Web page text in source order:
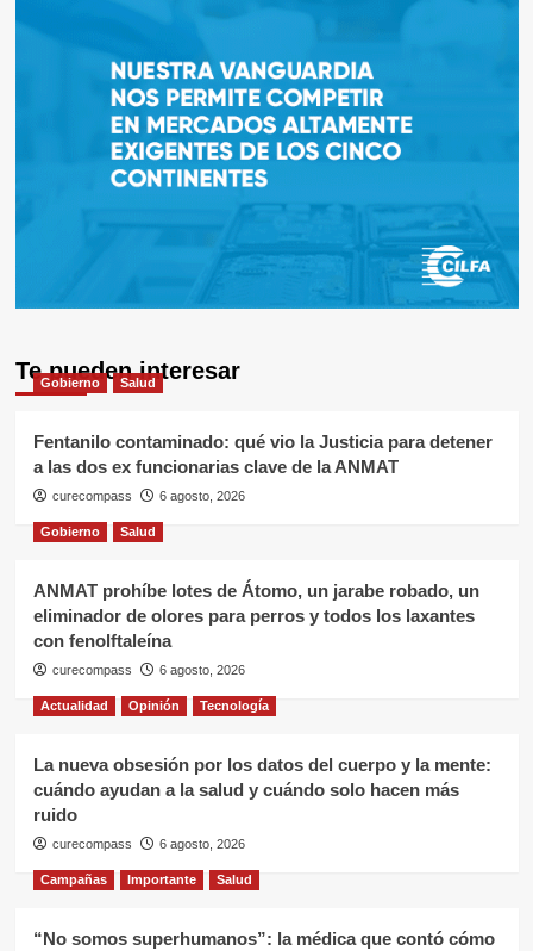
Te pueden interesar
Gobierno Salud
Fentanilo contaminado: qué vio la Justicia para detener
a las dos ex funcionarias clave de la ANMAT
curecompass 6 agosto, 2026
Gobierno Salud
ANMAT prohíbe lotes de Átomo, un jarabe robado, un
eliminador de olores para perros y todos los laxantes
con fenolftaleína
curecompass 6 agosto, 2026
Actualidad Opinión Tecnología
La nueva obsesión por los datos del cuerpo y la mente:
cuándo ayudan a la salud y cuándo solo hacen más
ruido
curecompass 6 agosto, 2026
Campañas Importante Salud
“No somos superhumanos”: la médica que contó cómo